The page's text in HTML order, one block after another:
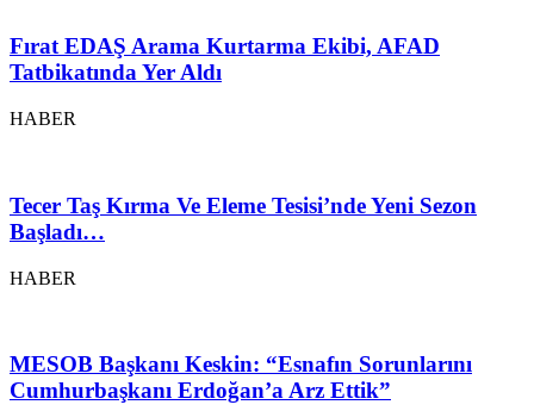
Fırat EDAŞ Arama Kurtarma Ekibi, AFAD
Tatbikatında Yer Aldı
HABER
Tecer Taş Kırma Ve Eleme Tesisi’nde Yeni Sezon
Başladı…
HABER
MESOB Başkanı Keskin: “Esnafın Sorunlarını
Cumhurbaşkanı Erdoğan’a Arz Ettik”